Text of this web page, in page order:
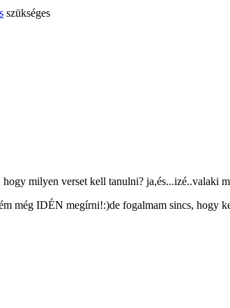
szükséges
milyen verset kell tanulni? ja,és...izé..valaki
még IDÉN megírni!:)de fogalmam sincs, hogy